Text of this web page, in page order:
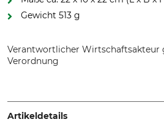
Gewicht 513 g
Verantwortlicher Wirtschaftsakteur
Verordnung
www.grube.de
Artikeldetails